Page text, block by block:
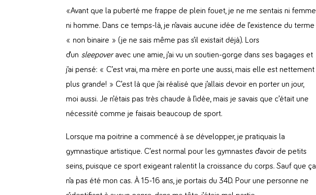
«Avant que la puberté me frappe de plein fouet, je ne me sentais ni femme
ni homme. Dans ce temps-là, je n’avais aucune idée de l’existence du terme
« non binaire » (je ne sais même pas s’il existait déjà). Lors
d’un sleepoveravec une amie, j’ai vu un soutien-gorge dans ses bagages et
j’ai pensé: « C’est vrai, ma mère en porte une aussi, mais elle est nettement
plus grande! » C’est là que j’ai réalisé que j’allais devoir en porter un jour,
moi aussi. Je n’étais pas très chaude à l’idée, mais je savais que c’était une
nécessité comme je faisais beaucoup de sport.
Lorsque ma poitrine a commencé à se développer, je pratiquais la
gymnastique artistique. C’est normal pour les gymnastes d’avoir de petits
seins, puisque ce sport exigeant ralentit la croissance du corps. Sauf que ça
n’a pas été mon cas. À 15-16 ans, je portais du 34D. Pour une personne ne